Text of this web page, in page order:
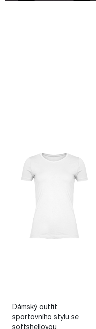
Dámský outfit
sportovního stylu se
softshellovou